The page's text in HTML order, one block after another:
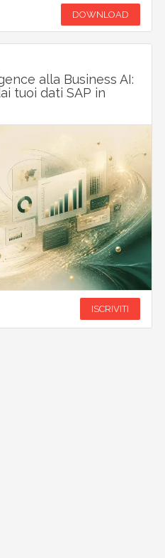
DOWNLOAD
alla Business AI:
tuoi dati SAP in
ISCRIVITI